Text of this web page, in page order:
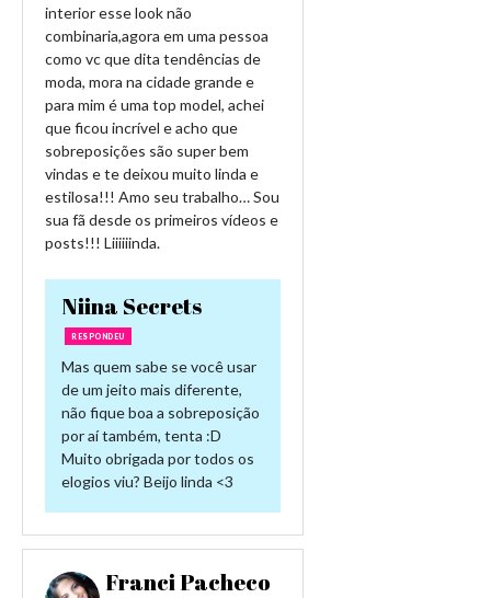
interior esse look não
combinaria,agora em uma pessoa
como vc que dita tendências de
moda, mora na cidade grande e
para mim é uma top model, achei
que ficou incrível e acho que
sobreposições são super bem
vindas e te deixou muito linda e
estilosa!!! Amo seu trabalho… Sou
sua fã desde os primeiros vídeos e
posts!!! Liiiiiinda.
Niina Secrets
RESPONDEU
Mas quem sabe se você usar
de um jeito mais diferente,
não fique boa a sobreposição
por aí também, tenta :D
Muito obrigada por todos os
elogios viu? Beijo linda <3
Franci Pacheco